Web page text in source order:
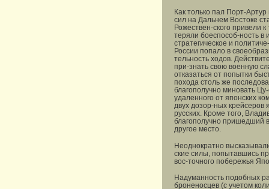
Как только пал Порт-
сил на Дальнем Востоке
Рожествен-ского привели
теряли боеспособ-ность в
стратегическое и
России попало в
тельность ходов.
при-знать свою военную
отказаться от попытки
похода столь же
благополучно миновать
удаленного от японских
двух дозор-ных крейсеров
русских. Кроме того,
благополучно пришедший
другое место.
Неоднократно
ские силы, попытавшись
вос-точного побережья
Надуманность подобных
броненосцев (с учетом